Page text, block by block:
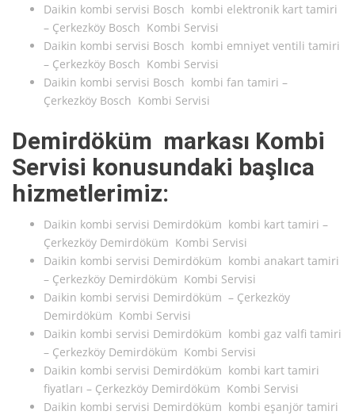
Daikin kombi servisi Bosch kombi elektronik kart tamiri
– Çerkezköy Bosch Kombi Servisi
Daikin kombi servisi Bosch kombi emniyet ventili tamiri
– Çerkezköy Bosch Kombi Servisi
Daikin kombi servisi Bosch kombi fan tamiri –
Çerkezköy Bosch Kombi Servisi
Demirdöküm markası Kombi
Servisi konusundaki başlıca
hizmetlerimiz:
Daikin kombi servisi Demirdöküm kombi kart tamiri –
Çerkezköy Demirdöküm Kombi Servisi
Daikin kombi servisi Demirdöküm kombi anakart tamiri
– Çerkezköy Demirdöküm Kombi Servisi
Daikin kombi servisi Demirdöküm – Çerkezköy
Demirdöküm Kombi Servisi
Daikin kombi servisi Demirdöküm kombi gaz valfi tamiri
– Çerkezköy Demirdöküm Kombi Servisi
Daikin kombi servisi Demirdöküm kombi kart tamiri
fiyatları – Çerkezköy Demirdöküm Kombi Servisi
Daikin kombi servisi Demirdöküm kombi eşanjör tamiri